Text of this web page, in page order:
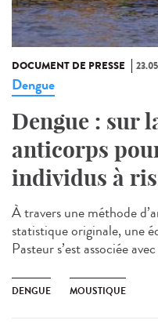
DOCUMENT DE PRESSE
Dengue
Dengue : sur
anticorps
individus à
À travers une méthode
statistique originale, une
Pasteur s’est associée
DENGUE MOUSTIQUE